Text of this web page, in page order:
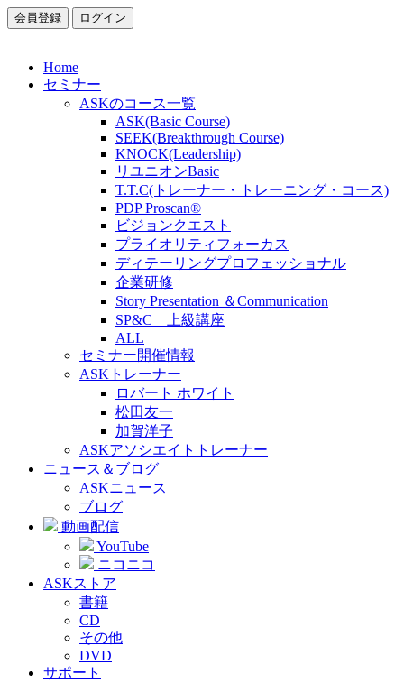
会員登録 ログイン
Home
セミナー
ASKのコース一覧
ASK(Basic Course)
SEEK(Breakthrough Course)
KNOCK(Leadership)
リユニオンBasic
T.T.C(トレーナー・トレーニング・コース)
PDP Proscan®
ビジョンクエスト
プライオリティフォーカス
ディテーリングプロフェッショナル
企業研修
Story Presentation ＆Communication
SP&C 上級講座
ALL
セミナー開催情報
ASKトレーナー
ロバート ホワイト
松田友一
加賀洋子
ASKアソシエイトトレーナー
ニュース＆ブログ
ASKニュース
ブログ
動画配信
YouTube
ニコニコ
ASKストア
書籍
CD
その他
DVD
サポート